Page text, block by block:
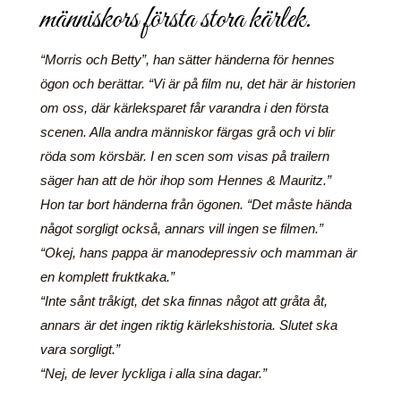
människors första stora kärlek.
“Morris och Betty”, han sätter händerna för hennes
ögon och berättar. “Vi är på film nu, det här är historien
om oss, där kärleksparet får varandra i den första
scenen. Alla andra människor färgas grå och vi blir
röda som körsbär. I en scen som visas på trailern
säger han att de hör ihop som Hennes & Mauritz.”
Hon tar bort händerna från ögonen. “Det måste hända
något sorgligt också, annars vill ingen se filmen.”
“Okej, hans pappa är manodepressiv och mamman är
en komplett fruktkaka.”
“Inte sånt tråkigt, det ska finnas något att gråta åt,
annars är det ingen riktig kärlekshistoria. Slutet ska
vara sorgligt.”
“Nej, de lever lyckliga i alla sina dagar.”